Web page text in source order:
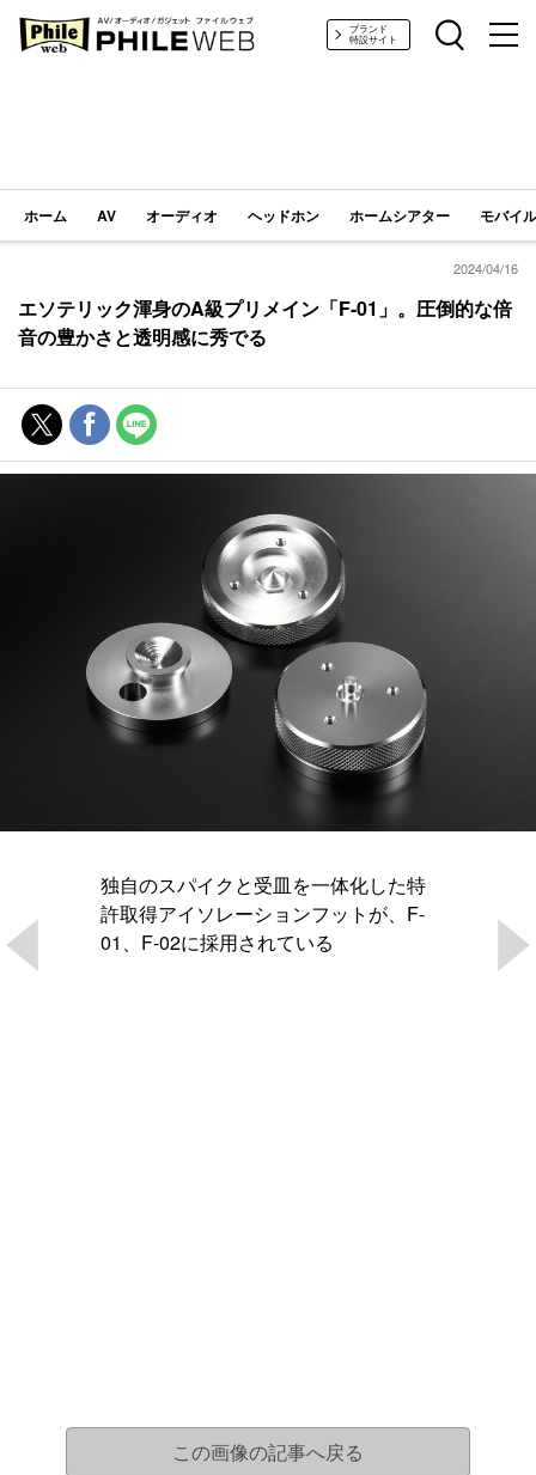
PHILE WEB｜AV/オーディオ/ガジェットブランド
特設サイト
ホーム AV オーディオ ヘッドホン ホームシアター モバイ
2024/04/16
エソテリック渾身のA級プリメイン「F-01」。圧倒的な倍
音の豊かさと透明感に秀でる
独自のスパイクと受皿を一体化した特
許取得アイソレーションフットが、F-
01、F-02に採用されている
この画像の記事へ戻る